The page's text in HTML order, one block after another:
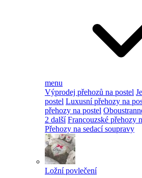
menu
Výprodej přehozů na postel
postel Luxusní přehozy na
přehozy na postel
2 další Francouzské přehozy
Přehozy na sedací soupravy
Ložní povlečení